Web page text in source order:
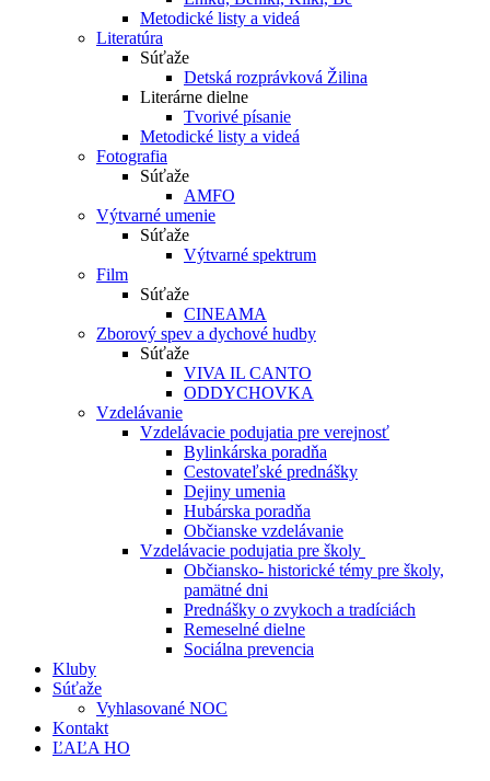
Metodické listy a videá
Literatúra
Súťaže
Detská rozprávková Žilina
Literárne dielne
Tvorivé písanie
Metodické listy a videá
Fotografia
Súťaže
AMFO
Výtvarné umenie
Súťaže
Výtvarné spektrum
Film
Súťaže
CINEAMA
Zborový spev a dychové hudby
Súťaže
VIVA IL CANTO
ODDYCHOVKA
Vzdelávanie
Vzdelávacie podujatia pre verejnosť
Bylinkárska poradňa
Cestovateľské prednášky
Dejiny umenia
Hubárska poradňa
Občianske vzdelávanie
Vzdelávacie podujatia pre školy
Občiansko- historické témy pre školy,
pamätné dni
Prednášky o zvykoch a tradíciách
Remeselné dielne
Sociálna prevencia
Kluby
Súťaže
Vyhlasované NOC
Kontakt
ĽAĽA HO